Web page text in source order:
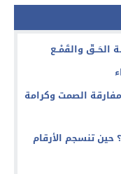
والقَمْــع
الصمت وكرامة
حين تنسجم الأرقام